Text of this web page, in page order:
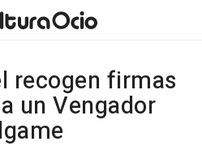
recogen firmas
un Vengador